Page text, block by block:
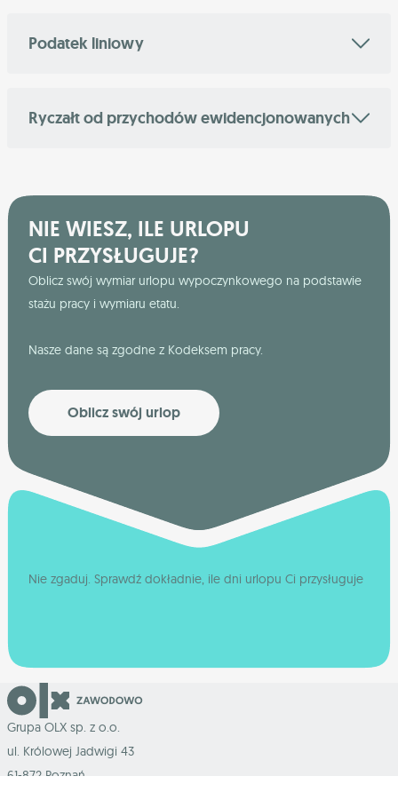
Podatek liniowy
Ryczałt od przychodów ewidencjonowanych
NIE WIESZ, ILE URLOPU
CI PRZYSŁUGUJE?
Oblicz swój wymiar urlopu wypoczynkowego na podstawie
stażu pracy i wymiaru etatu.
Nasze dane są zgodne z Kodeksem pracy.
Oblicz swój urlop
Nie zgaduj. Sprawdź dokładnie, ile dni urlopu Ci przysługuje
Grupa OLX sp. z o.o.
ul. Królowej Jadwigi 43
61-872 Poznań